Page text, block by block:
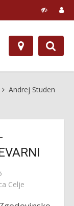
Andrej Studen
Celje